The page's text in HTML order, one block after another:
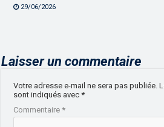
29/06/2026
Laisser un commentaire
Votre adresse e-mail ne sera pas publiée.
sont indiqués avec*
Commentaire*